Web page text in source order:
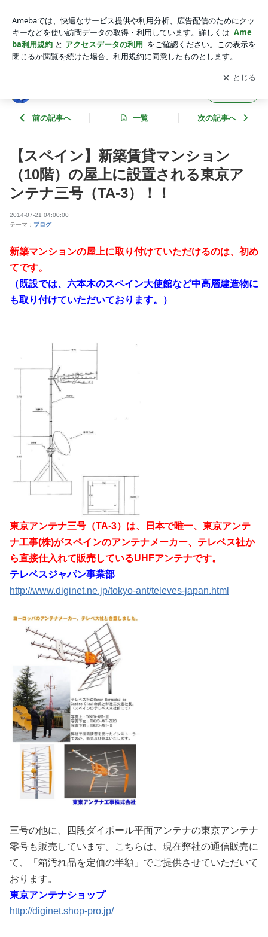
る東京アンテナ三号（TA-3）！！ | 東京スカイツリーファンク
ラブブログ
アプリをダウンロードして ブログの更新通知
を受け取りまし
ょう。
開く
前の記事へ 一覧 次の記事へ
【スペイン】新築賃貸マンション
（10階）の屋上に設置される東京ア
ンテナ三号（TA-3）！！
2014-07-21 04:00:00
テーマ： ブログ
新築マンションの屋上に取り付けていただけるのは、初め
てです。
（既設では、六本木のスペイン大使館など中高層建造物に
も取り付けていただいております。）
東京アンテナ三号（TA-3）は、日本で唯一、東京アンテ
ナ工事(株)がスペインのアンテナメーカー、テレベス社か
ら直接仕入れて販売しているUHFアンテナです。
テレベスジャパン事業部
http://www.diginet.ne.jp/tokyo-ant/televes-japan.html
三号の他に、四段ダイポール平面アンテナの東京アンテナ
零号も販売しています。こちらは、現在弊社の通信販売に
て、「箱汚れ品を定価の半額」でご提供させていただいて
おります。
東京アンテナショップ
http://diginet.shop-pro.jp/